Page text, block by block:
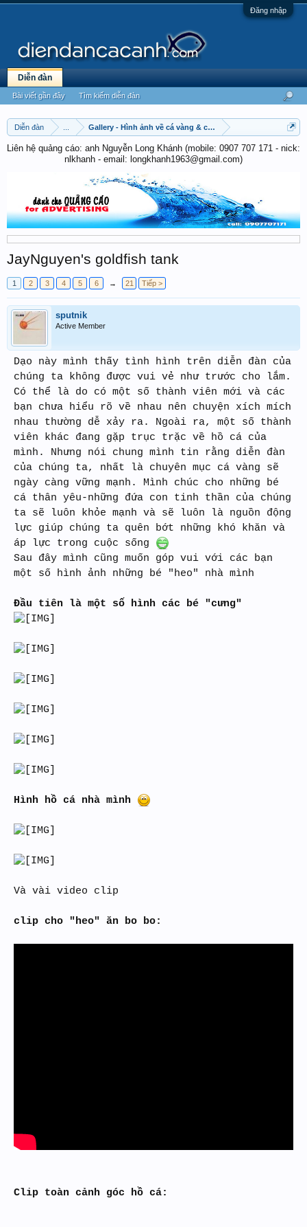
Đăng nhập
Diễn đàn Gallery - Hình ảnh về cá vàng & cá chép
Liên hệ quảng cáo: anh Nguyễn Long Khánh (mobile: 0907 707 171 - nick:
nlkhanh - email: longkhanh1963@gmail.com)
JayNguyen's goldfish tank
1 2 3 4 5 6 → 21 Tiếp >
sputnik
Active Member
Dạo này mình thấy tình hình trên diễn đàn của
chúng ta không được vui vẻ như trước cho lắm.
Có thể là do có một số thành viên mới và các
bạn chưa hiểu rõ về nhau nên chuyện xích mích
nhau thường dễ xảy ra. Ngoài ra, một số thành
viên khác đang gặp trục trặc về hồ cá của
mình. Nhưng nói chung mình tin rằng diễn đàn
của chúng ta, nhất là chuyên mục cá vàng sẽ
ngày càng vững mạnh. Mình chúc cho những bé
cá thân yêu-những đứa con tinh thần của chúng
ta sẽ luôn khỏe mạnh và sẽ luôn là nguồn động
lực giúp chúng ta quên bớt những khó khăn và
áp lực trong cuộc sống
Sau đây mình cũng muốn góp vui với các bạn
một số hình ảnh những bé "heo" nhà mình
Đầu tiên là một số hình các bé "cưng"
Hình hồ cá nhà mình
Và vài video clip
clip cho "heo" ăn bo bo:
Clip toàn cảnh góc hồ cá:
Diễn đàn
Bài viết gần đây Tìm kiếm diễn đàn